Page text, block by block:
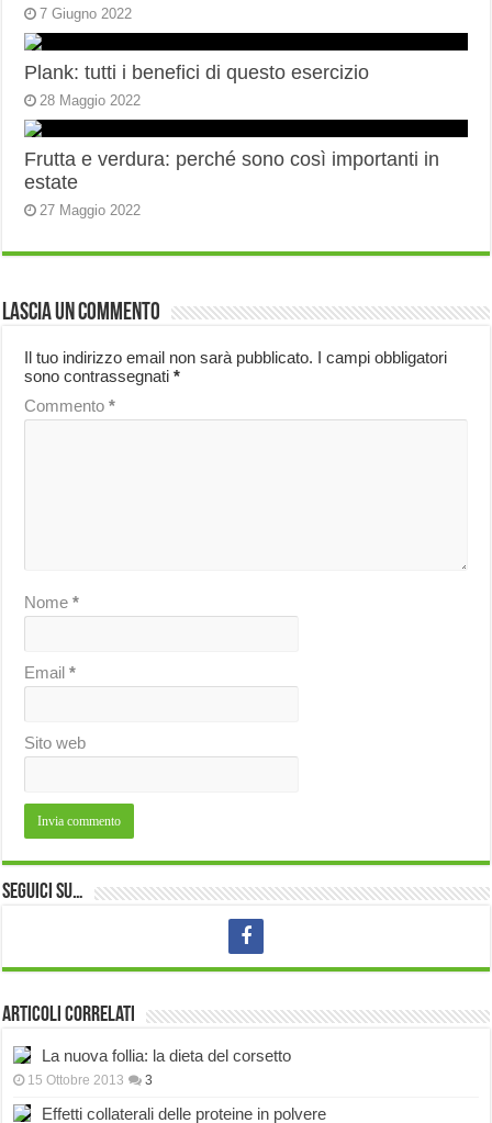
7 Giugno 2022
Plank: tutti i benefici di questo esercizio
28 Maggio 2022
Frutta e verdura: perché sono così importanti in
estate
27 Maggio 2022
Lascia un commento
Il tuo indirizzo email non sarà pubblicato. I campi obbligatori
sono contrassegnati*
Commento*
Nome*
Email*
Sito web
Seguici su…
Articoli correlati
La nuova follia: la dieta del corsetto
15 Ottobre 2013 3
Effetti collaterali delle proteine in polvere